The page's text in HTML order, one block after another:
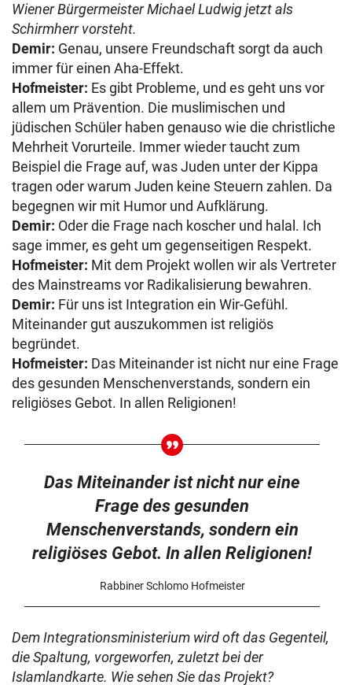
Wiener Bürgermeister Michael Ludwig jetzt als
Schirmherr vorsteht.
Demir: Genau, unsere Freundschaft sorgt da auch
immer für einen Aha-Effekt.
Hofmeister: Es gibt Probleme, und es geht uns vor
allem um Prävention. Die muslimischen und
jüdischen Schüler haben genauso wie die christliche
Mehrheit Vorurteile. Immer wieder taucht zum
Beispiel die Frage auf, was Juden unter der Kippa
tragen oder warum Juden keine Steuern zahlen. Da
begegnen wir mit Humor und Aufklärung.
Demir: Oder die Frage nach koscher und halal. Ich
sage immer, es geht um gegenseitigen Respekt.
Hofmeister: Mit dem Projekt wollen wir als Vertreter
des Mainstreams vor Radikalisierung bewahren.
Demir: Für uns ist Integration ein Wir-Gefühl.
Miteinander gut auszukommen ist religiös
begründet.
Hofmeister: Das Miteinander ist nicht nur eine Frage
des gesunden Menschenverstands, sondern ein
religiöses Gebot. In allen Religionen!
Das Miteinander ist nicht nur eine
Frage des gesunden
Menschenverstands, sondern ein
religiöses Gebot. In allen Religionen!
Rabbiner Schlomo Hofmeister
Dem Integrationsministerium wird oft das Gegenteil,
die Spaltung, vorgeworfen, zuletzt bei der
Islamlandkarte. Wie sehen Sie das Projekt?